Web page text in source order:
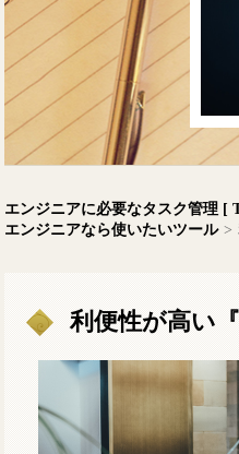
エンジニアに必要なタスク管理 [
エンジニアなら使いたいツール >
利便性が高い『